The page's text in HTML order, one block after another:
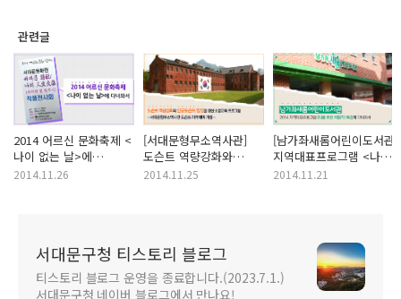
관련글
2014 어르신 문화축제 <
나이 없는 날>에
다녀와서
2014.11.26
[서대문형무소역사관]
도슨트 역량강화와
신규토슨트양성을 위한
2014.11.25
[남가좌새롬어린이도서관
지역대표프로그램 <나를
위한 책읽기> 특강에
2014.11.21
서대문구청 티스토리 블로그
티스토리 블로그 운영을 종료합니다.(2023.7.1.)
서대문구청 네이버 블로그에서 만나요!